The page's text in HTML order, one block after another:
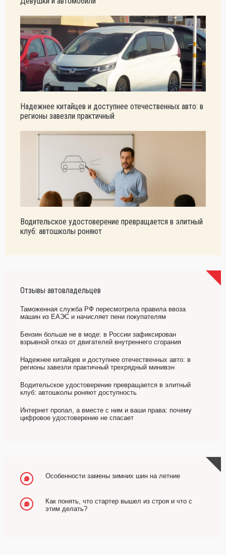
Надежнее китайцев и доступнее отечественных авто: в
регионы завезли практичный
Водительское удостоверение превращается в элитный
клуб: автошколы роняют
Отзывы автовладельцев
Таможенная служба РФ пересмотрела правила ввоза
машин из ЕАЭС и начисляет пени покупателям
Бензин больше не в моде: в России зафиксирован
взрывной отказ от двигателей внутреннего сгорания
Надежнее китайцев и доступнее отечественных авто: в
регионы завезли практичный трехрядный минивэн
Водительское удостоверение превращается в элитный
клуб: автошколы роняют доступность
Интернет пропал, а вместе с ним и ваши права: почему
цифровое удостоверение не спасает
Особенности замены зимних шин на летние
Как понять, что стартер вышел из строя и что с
этим делать?